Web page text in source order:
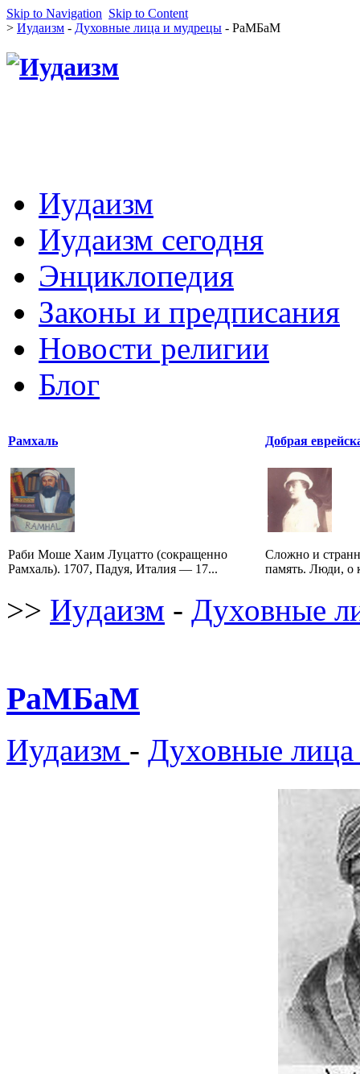
Skip to Navigation Skip to Content
> Иудаизм - Духовные лица и мудрецы - РаМБаМ
Иудаизм
Иудаизм сегодня
Энциклопедия
Законы и предписания
Новости религии
Блог
Рамхаль
Раби Моше Хаим Луцатто (сокращенно
Рамхаль). 1707, Падуя, Италия — 17...
Добрая
Сложно и
память. Люди, о
>> Иудаизм - Духовные
РаМБаМ
Иудаизм - Духовные